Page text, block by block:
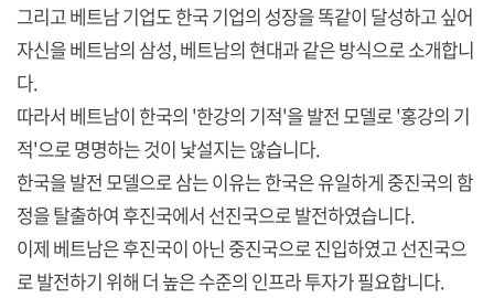
그리고 베트남 기업도 한국 기업의 성장을 똑같이 달성하고 싶어
자신을 베트남의 삼성, 베트남의 현대과 같은 방식으로 소개합니
다.
따라서 베트남이 한국의 '한강의 기적'을 발전 모델로 '홍강의 기
적'으로 명명하는 것이 낯설지는 않습니다.
한국을 발전 모델으로 삼는 이유는 한국은 유일하게 중진국의 함
정을 탈출하여 후진국에서 선진국으로 발전하였습니다.
이제 베트남은 후진국이 아닌 중진국으로 진입하였고 선진국으
로 발전하기 위해 더 높은 수준의 인프라 투자가 필요합니다.